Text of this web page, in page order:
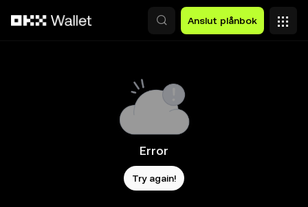
Anslut plånbok
Error
Try again!